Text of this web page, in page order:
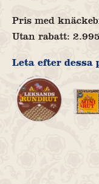
Pris med
Utan rabatt:
Leta efter